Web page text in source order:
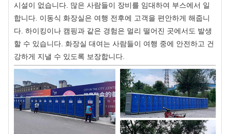
시설이 없습니다. 많은 사람들이 장비를 임대하여 부스에서 일
합니다. 이동식 화장실은 여행 전후에 고객을 편안하게 해줍니
다. 하이킹이나 캠핑과 같은 경험은 멀리 떨어진 곳에서도 발생
할 수 있습니다. 화장실 대여는 사람들이 여행 중에 안전하고 건
강하게 지낼 수 있도록 보장합니다.